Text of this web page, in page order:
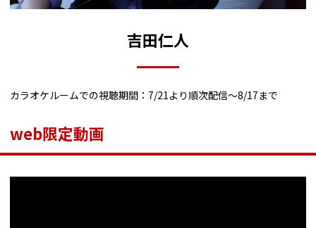
吉田仁人
カラオケルームでの視聴期間：7/21より順次配信～8/17まで
web限定動画